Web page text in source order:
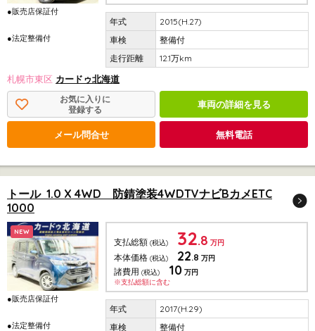
●販売店保証付
●法定整備付
2015(H.27)
整備付
12.1万km
札幌市東区 カードゥ北海道
お気に入りに
登録する
車両の詳細を見る
メール問合せ 無料電話
トール 1.0 X 4WD 防錆塗装4WDTVナビBカメETC
1000
NEW
●販売店保証付
●法定整備付
支払総額 (税込) 32.8 万円
本体価格 (税込) 22.8 万円
諸費用 (税込) 10 万円
※支払総額に含む
2017(H.29)
整備付